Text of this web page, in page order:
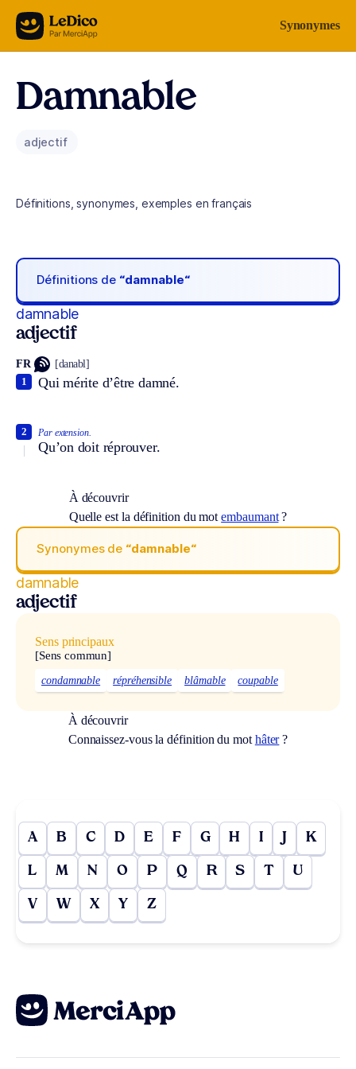
Aller au contenu Synonymes
Damnable
adjectif
Définitions, synonymes, exemples en français
Définitions de “damnable“
damnable
adjectif
FR [danabl]
Qui mérite d’être damné.
1
Par extension.
Qu’on doit réprouver.
2
À découvrir
Quelle est la définition du motembaumant?
Synonymes de “damnable“
damnable
adjectif
Sens principaux
[Sens commun]
condamnable répréhensible blâmable coupable
À découvrir
Connaissez-vous la définition du mot hâter?
A B C D E F G H I J K
L M N O P Q R S T U
V W X Y Z